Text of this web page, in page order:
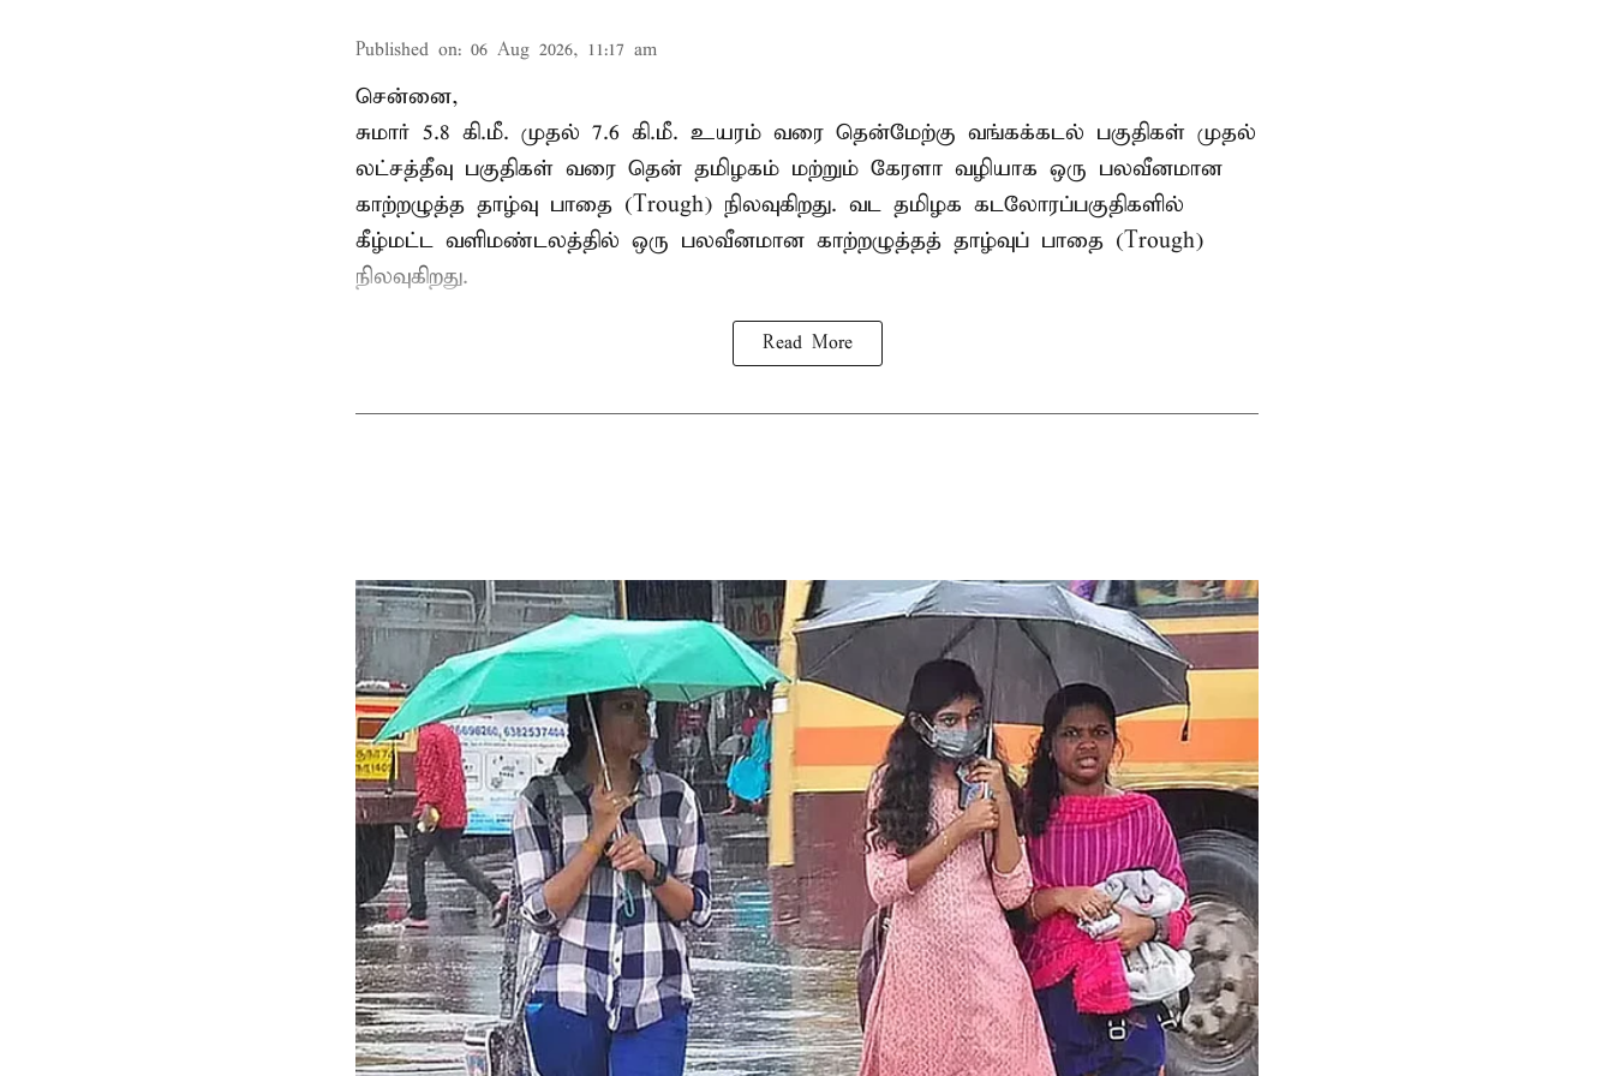
Published on: 06 Aug 2026, 11:17 am
சென்னை,
சுமார் 5.8 கி.மீ. முதல் 7.6 கி.மீ. உயரம் வரை தென்மேற்கு வங்கக்கடல் பகுதிகள் முதல்
லட்சத்தீவு பகுதிகள் வரை தென் தமிழகம் மற்றும் கேரளா வழியாக ஒரு பலவீனமான
காற்றழுத்த தாழ்வு பாதை (Trough) நிலவுகிறது. வட தமிழக கடலோரப்பகுதிகளில்
கீழ்மட்ட வளிமண்டலத்தில் ஒரு பலவீனமான காற்றழுத்தத் தாழ்வுப் பாதை (Trough)
நிலவுகிறது.
Read More